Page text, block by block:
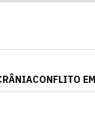
CONFLITO